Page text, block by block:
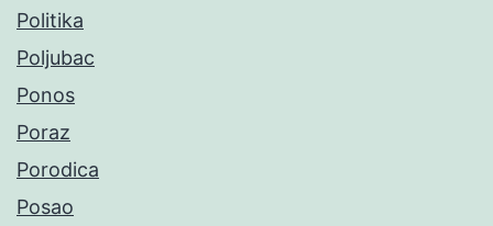
Politika
Poljubac
Ponos
Poraz
Porodica
Posao